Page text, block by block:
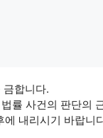
합니다.
률 사건의 판단의
에 내리시기 바랍니